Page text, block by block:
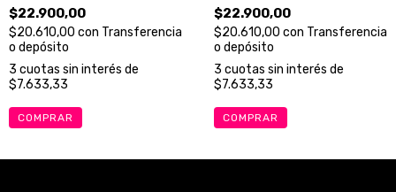
$22.900,00
$20.610,00 con Transferencia
o depósito
3 cuotas sin interés de
$7.633,33
COMPRAR
$22.900,00
$20.610,00 con Transferencia
o depósito
3 cuotas sin interés de
$7.633,33
COMPRAR